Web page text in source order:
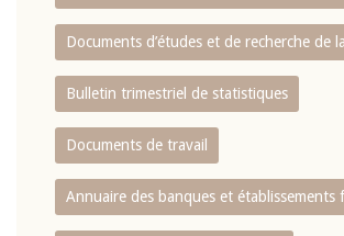
Documents d’études et de recherche de
Bulletin trimestriel de statistiques
Documents de travail
Annuaire des banques et établissements